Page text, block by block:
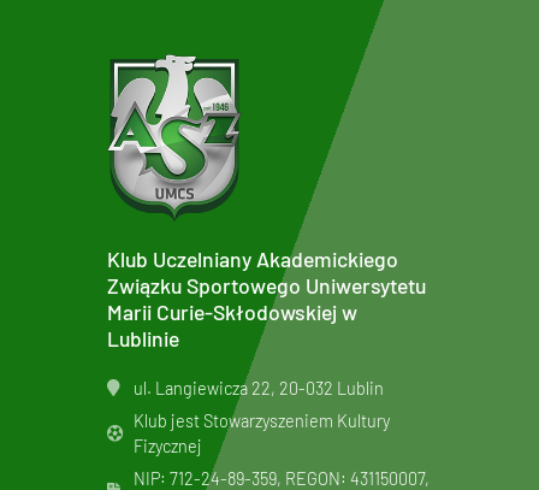
Klub Uczelniany Akademickiego
Związku Sportowego Uniwersytetu
Marii Curie-Skłodowskiej w
Lublinie
ul. Langiewicza 22, 20-032 Lublin
Klub jest Stowarzyszeniem Kultury
Fizycznej
NIP: 712-24-89-359, REGON: 431150007,